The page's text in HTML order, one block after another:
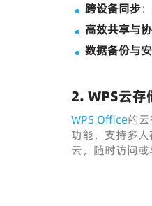
跨设备同步
高效共享与
数据备份与
2. WPS云存
WPS Office的
功能，支持多
云，随时访问或